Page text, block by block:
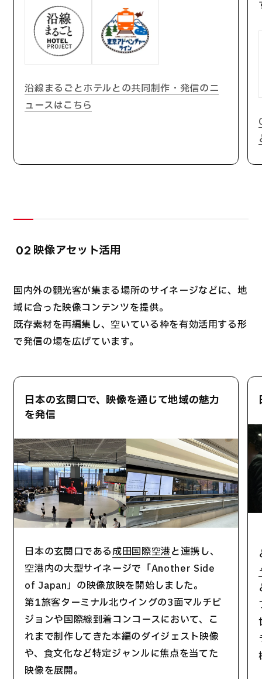
沿線まるごとホテルとの共同制作・発信のニ
ュースはこちら
02 映像アセット活用
国内外の観光客が集まる場所のサイネージなどに、地
域に合った映像コンテンツを提供。
既存素材を再編集し、空いている枠を有効活用する形
で発信の場を広げています。
日本の玄関口で、映像を通じて地域の魅力
を発信
日本の玄関口である成田国際空港と連携し、
空港内の大型サイネージで「Another Side
of Japan」の映像放映を開始しました。
第1旅客ターミナル北ウイングの3面マルチビ
ジョンや国際線到着コンコースにおいて、こ
れまで制作してきた本編のダイジェスト映像
や、食文化など特定ジャンルに焦点を当てた
映像を展開。